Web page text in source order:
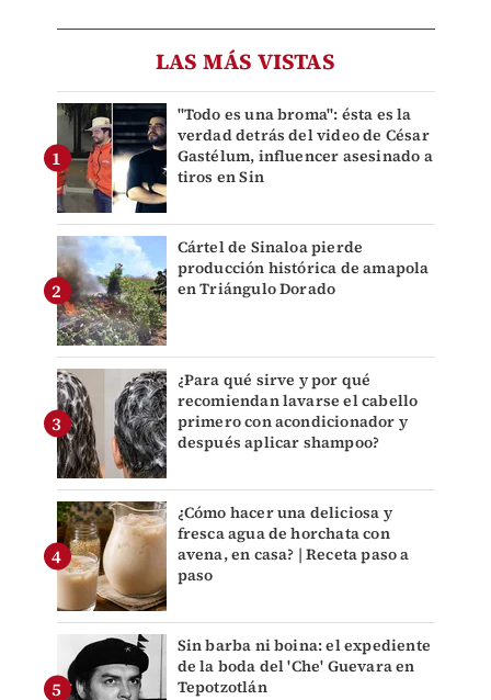
LAS MÁS VISTAS
"Todo es una broma": ésta es la
verdad detrás del video de César
Gastélum, influencer asesinado a
tiros en Sin
Cártel de Sinaloa pierde
producción histórica de amapola
en Triángulo Dorado
¿Para qué sirve y por qué
recomiendan lavarse el cabello
primero con acondicionador y
después aplicar shampoo?
¿Cómo hacer una deliciosa y
fresca agua de horchata con
avena, en casa? | Receta paso a
paso
Sin barba ni boina: el expediente
de la boda del 'Che' Guevara en
Tepotzotlán